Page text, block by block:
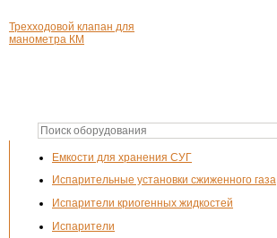
Емкости для хранения СУГ
Испарительные установки сжиженного газа
Испарители криогенных жидкостей
Испарители
Трехходовой клапан для
манометра КМ